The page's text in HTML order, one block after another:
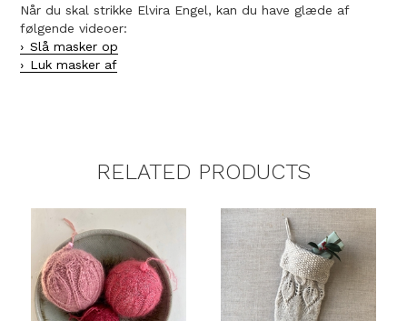
Når du skal strikke Elvira Engel, kan du have glæde af
følgende videoer:
Slå masker op
Luk masker af
RELATED PRODUCTS